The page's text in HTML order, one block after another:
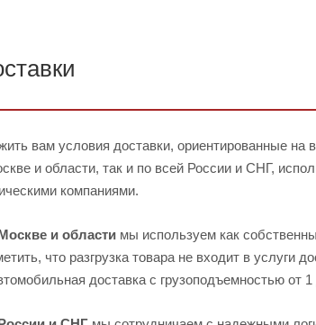
вам условия доставки, ориентированные
и области, так и по всей России и СНГ,
компаниями.
и области мы используем как
что разгрузка товара не входит в услуги
доставка с грузоподъемностью от 1